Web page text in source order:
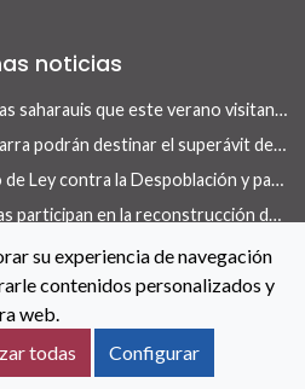
noticias
La FNMC recibe a niños y niñas saharauis que este verano visitan Navarra con el programa Vacaciones en Paz
Las entidades locales de Navarra podrán destinar el superávit de 2025 a inversiones financieramente sostenibles tras la aprobación del Real Decreto-ley 13/2026
Presentado el anteproyecto de Ley contra la Despoblación y para el Desarrollo Rural
Las entidades locales navarras participan en la reconstrucción de infraestructuras dañadas por la DANA de 175 municipios valencianos
La FNMC y el Gobierno de Navarra renuevan su convenio para reforzar las políticas de igualdad en las entidades locales
Legal
Política de Cookies
de privacidad Canal de denuncias
su experiencia de navegación
contenidos personalizados y
web.
todas Configurar